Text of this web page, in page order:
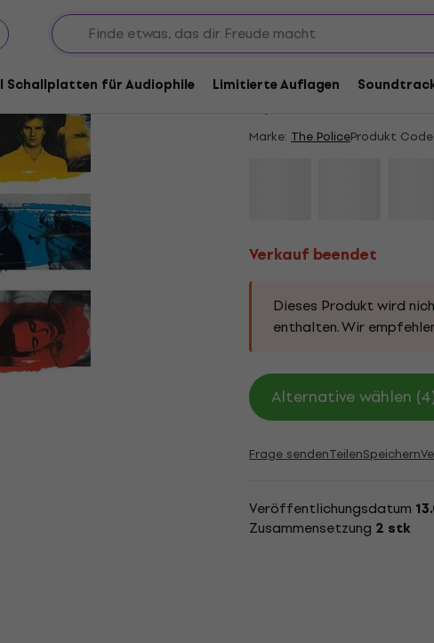
Schallplatten für Audiophile Limitierte Auflagen
Verkauf beendet
The Police -
Marke: The PoliceProdukt
Verkauf beendet
Dieses Produkt wird
enthalten. Wir
Alternative wählen
Frage sendenTeilenSpeichern
Veröffentlichungsdatum
Zusammensetzung 2 stk